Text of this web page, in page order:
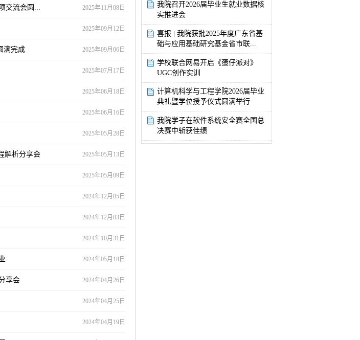
我院召开2026届毕业生就业数据核
实推进会
喜报 | 我院获批2025年度广东省基
础与应用基础研究基金省市联...
学校联合网易开启《蛋仔派对》
UGC创作实训
计算机科学与工程学院2026届毕业
典礼暨学位授予仪式圆满举行
我院学子在软件系统安全赛全国总
决赛中斩获佳绩
2025年11月08日
交流会圆...
2025年09月12日
2025年09月06日
满完成
2025年07月17日
2025年06月18日
2025年06月16日
2025年05月28日
2025年05月13日
解析分享会
2025年05月09日
2024年12月05日
2024年12月03日
2024年10月31日
2024年05月18日
2024年04月26日
享会
2024年04月25日
2024年04月19日